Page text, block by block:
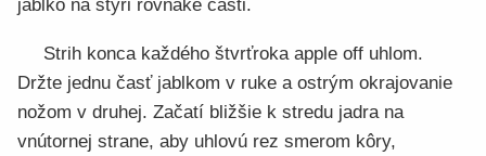
jablko na štyri rovnaké časti.
Strih konca každého štvrťroka apple off uhlom.
Držte jednu časť jablkom v ruke a ostrým okrajovanie
nožom v druhej. Začatí bližšie k stredu jadra na
vnútornej strane, aby uhlovú rez smerom kôry,